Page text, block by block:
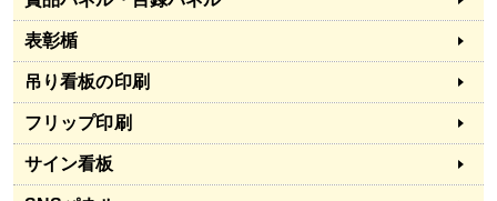
表彰楯
吊り看板の印刷
フリップ印刷
サイン看板